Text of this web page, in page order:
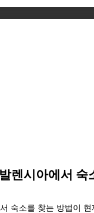
렌시아에서 숙
숙소를 찾는 방법이 현